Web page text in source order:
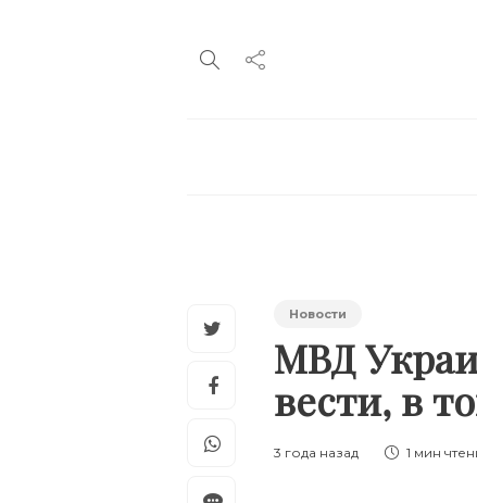
Новости
МВД
вести, в
3 года назад 1 мин